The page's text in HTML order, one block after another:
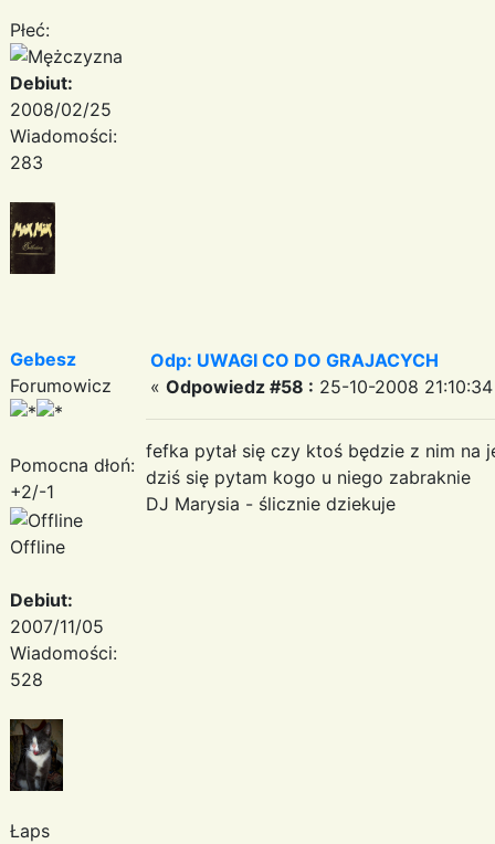
Płeć:
Debiut:
2008/02/25
Wiadomości:
283
Gebesz
Forumowicz
Pomocna dłoń:
+2/-1
Offline
Debiut:
2007/11/05
Wiadomości:
528
Łaps
Odp: UWAGI CO DO GRAJACYCH
« Odpowiedz #58 : 25-10-2008
fefka pytał się czy ktoś będzie z nim na
dziś się pytam kogo u niego zabraknie
DJ Marysia - ślicznie dziekuje